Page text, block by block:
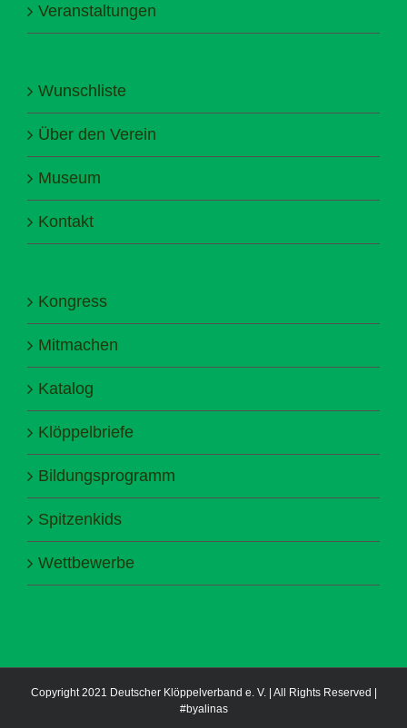
Veranstaltungen
Wunschliste
Über den Verein
Museum
Kontakt
Kongress
Mitmachen
Katalog
Klöppelbriefe
Bildungsprogramm
Spitzenkids
Wettbewerbe
Copyright 2021 Deutscher Klöppelverband e. V. | All Rights Reserved |
#byalinas